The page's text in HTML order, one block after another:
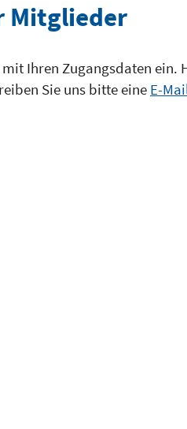
Mitglieder
Ihren Zugangsdaten ein.
Sie uns bitte eine E-